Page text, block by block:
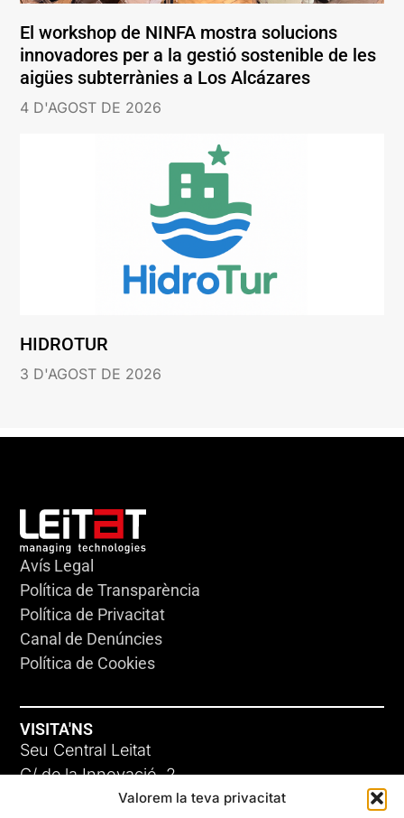
Valorem la teva privacitat
El workshop de NINFA mostra solucions
innovadores per a la gestió sostenible de les
aigües subterrànies a Los Alcázares
4 D'AGOST DE 2026
HIDROTUR
3 D'AGOST DE 2026
Avís Legal
Política de Transparència
Política de Privacitat
Canal de Denúncies
Política de Cookies
VISITA'NS
Seu Central Leitat
C/ de la Innovació, 2
08225 Terrassa, (Barcelona)